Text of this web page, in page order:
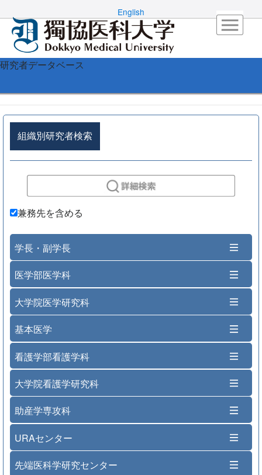
English
研究者データベース
組織別研究者検索
兼務先を含める
学長・副学長
医学部医学科
大学院医学研究科
基本医学
看護学部看護学科
大学院看護学研究科
助産学専攻科
URAセンター
先端医科学研究センター